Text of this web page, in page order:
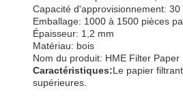
Capacité d'approvisionnement:
Emballage: 1000 à 1500 pièces
Épaisseur: 1,2 mm
Matériau: bois
Nom du produit: HME Filter Paper
Caractéristiques:Le papier
supérieures.